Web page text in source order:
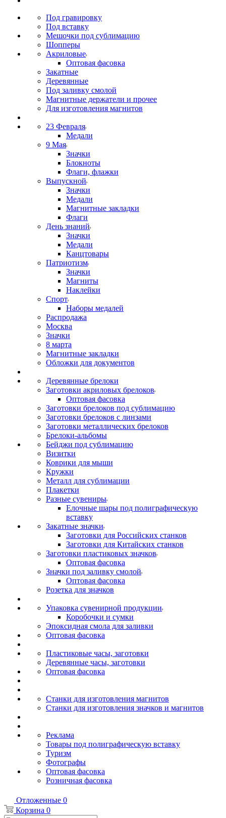
Под гравировку
Под вставку
Мешочки под сублимацию
Шопперы
Акриловые
Оптовая фасовка
Закатные
Деревянные
Под заливку смолой
Магнитные держатели и прочее
Для изготовления магнитов
23 Февраля
Медали
9 Мая
Значки
Блокноты
Флаги, флажки
Выпускной
Значки
Медали
Магнитные закладки
Флаги
День знаний
Значки
Медали
Канцтовары
Патриотизм
Значки
Магниты
Наклейки
Спорт
Наборы медалей
Распродажа
Москва
Значки
8 марта
Магнитные закладки
Обложки для документов
Деревянные брелоки
Заготовки акриловых брелоков
Оптовая фасовка
Заготовки брелоков под сублимацию
Заготовки брелоков с линзами
Заготовки металлических брелоков
Брелоки-альбомы
Бейджи под сублимацию
Визитки
Коврики для мыши
Кружки
Металл для сублимации
Плакетки
Разные сувениры
Елочные шары под полиграфическую
вставку
Закатные значки
Заготовки для Российских станков
Заготовки для Китайских станков
Заготовки пластиковых значков
Оптовая фасовка
Значки под заливку смолой
Оптовая фасовка
Розетка для значков
Упаковка сувенирной продукции
Коробочки и сумки
Эпоксидная смола для заливки
Оптовая фасовка
Пластиковые часы, заготовки
Деревянные часы, заготовки
Оптовая фасовка
Станки для изготовления магнитов
Станки для изготовления значков и магнитов
Реклама
Товары под полиграфическую вставку
Туризм
Фотографы
Оптовая фасовка
Розничная фасовка
Отложенные 0
Корзина 0